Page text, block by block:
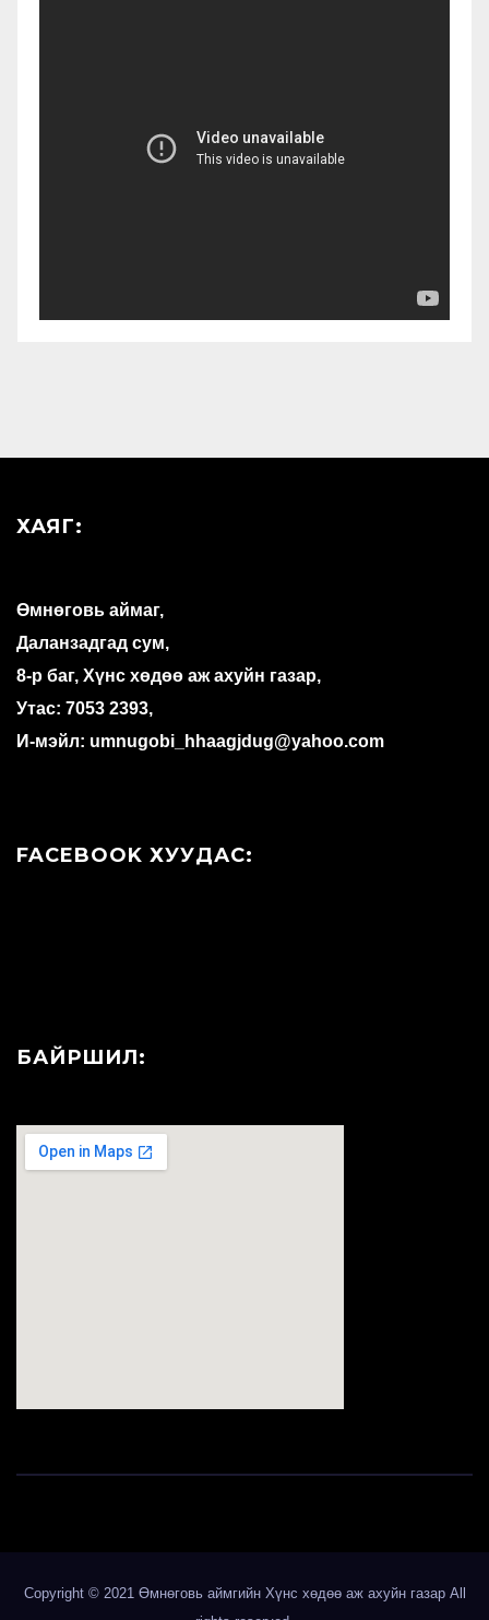
ХАЯГ:
Өмнөговь аймаг,
Даланзадгад сум,
8-р баг, Хүнс хөдөө аж ахуйн газар,
Утас: 7053 2393,
И-мэйл: umnugobi_hhaagjdug@yahoo.com
FACEBOOK ХУУДАС:
БАЙРШИЛ:
Copyright © 2021 Өмнөговь аймгийн Хүнс хөдөө аж ахуйн газар All